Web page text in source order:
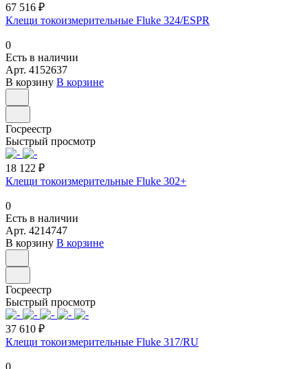
67 516 ₽
Клещи токоизмерительные Fluke 324/ESPR
0
Есть в наличии
Арт. 4152637
В корзину В корзине
Госреестр
Быстрый просмотр
18 122 ₽
Клещи токоизмерительные Fluke 302+
0
Есть в наличии
Арт. 4214747
В корзину В корзине
Госреестр
Быстрый просмотр
37 610 ₽
Клещи токоизмерительные Fluke 317/RU
0